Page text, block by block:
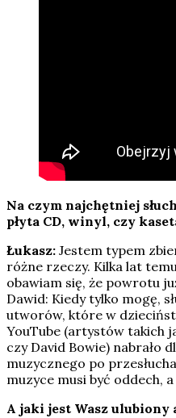
Na czym najchętniej
płyta CD, winyl, czy
Łukasz: Jestem typem
różne rzeczy. Kilka lat
obawiam się, że powrotu
Dawid: Kiedy tylko mogę,
utworów, które w
YouTube (artystów takich
czy David Bowie) nabrało
muzycznego po
muzyce musi być oddech,
A jaki jest Wasz ulubiony